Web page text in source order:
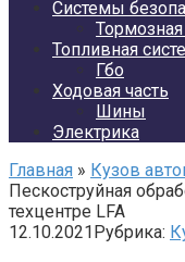
Системы
Топливная
Гбо
Ходовая часть
Шины
Электрика
Главная » Кузов
Пескоструйная
техцентре LFA
12.10.2021Рубрика: